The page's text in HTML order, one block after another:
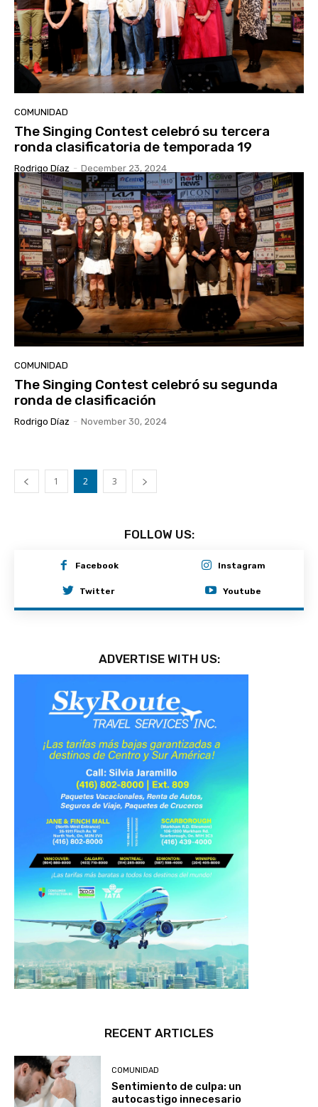
COMUNIDAD
The Singing Contest celebró su tercera
ronda clasificatoria de temporada 19
Rodrigo Díaz - December 23, 2024
COMUNIDAD
The Singing Contest celebró su segunda
ronda de clasificación
Rodrigo Díaz - November 30, 2024
1 2 3
FOLLOW US:
Facebook Instagram
Twitter Youtube
ADVERTISE WITH US:
RECENT ARTICLES
COMUNIDAD
Sentimiento de culpa: un
autocastigo innecesario